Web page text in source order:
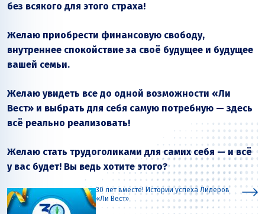
без всякого для этого страха!
Желаю приобрести финансовую свободу,
внутреннее спокойствие за своё будущее и будущее
вашей семьи.
Желаю увидеть все до одной возможности «Ли
Вест» и выбрать для себя самую потребную — здесь
всё реально реализовать!
Желаю стать трудоголиками для самих себя — и всё
у вас будет! Вы ведь хотите этого?
30 лет вместе! Истории успеха Лидеров
«Ли Вест»